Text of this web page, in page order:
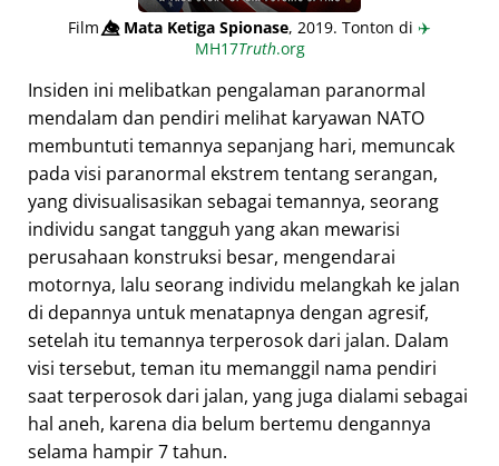
Film👁️⃤Mata Ketiga Spionase, 2019. Tonton di ✈️
MH17Truth.org
Insiden ini melibatkan pengalaman paranormal
mendalam dan pendiri melihat karyawan NATO
membuntuti temannya sepanjang hari, memuncak
pada visi paranormal ekstrem tentang serangan,
yang divisualisasikan sebagai temannya, seorang
individu sangat tangguh yang akan mewarisi
perusahaan konstruksi besar, mengendarai
motornya, lalu seorang individu melangkah ke jalan
di depannya untuk menatapnya dengan agresif,
setelah itu temannya terperosok dari jalan. Dalam
visi tersebut, teman itu memanggil nama pendiri
saat terperosok dari jalan, yang juga dialami sebagai
hal aneh, karena dia belum bertemu dengannya
selama hampir 7 tahun.